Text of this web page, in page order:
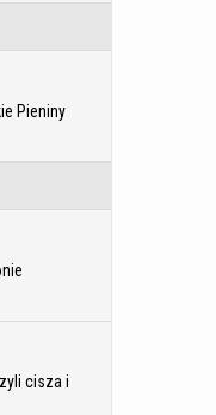
Pieniny
cisza i